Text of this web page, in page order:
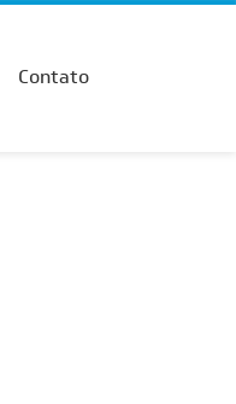
Contato